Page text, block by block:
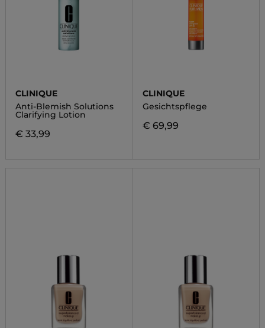
CLINIQUE
Anti-Blemish Solutions
Clarifying Lotion
€ 33,99
CLINIQUE
Gesichtspflege
€ 69,99